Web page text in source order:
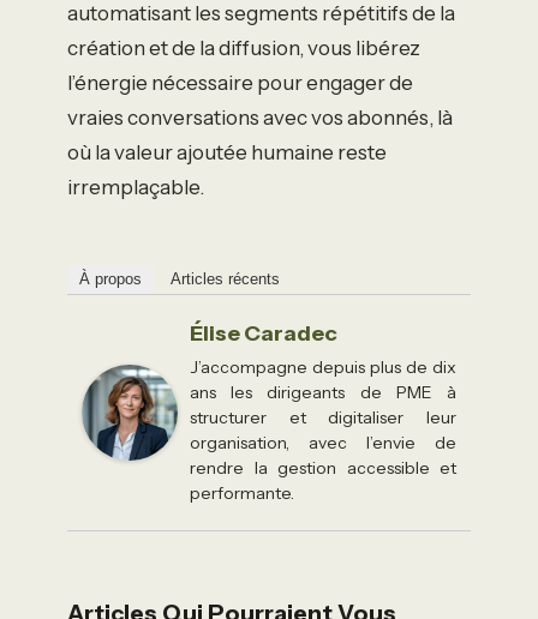
automatisant les segments répétitifs de la
création et de la diffusion, vous libérez
l’énergie nécessaire pour engager de
vraies conversations avec vos abonnés, là
où la valeur ajoutée humaine reste
irremplaçable.
À propos Articles récents
Élise Caradec
J’accompagne depuis plus de dix
ans les dirigeants de PME à
structurer et digitaliser leur
organisation, avec l’envie de
rendre la gestion accessible et
performante.
Articles Qui Pourraient Vous